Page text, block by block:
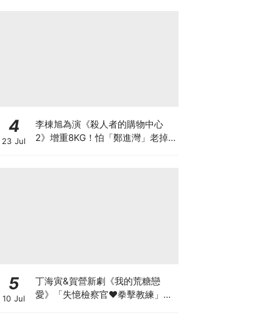
4
23 Jul
李棟旭為演《殺人者的購物中心
2》增重8KG！怕「鄭進灣」老掉
5
10 Jul
丁海寅&賀營新劇《我的荒糖戀
愛》「失憶檢察官♥拳擊教練」心